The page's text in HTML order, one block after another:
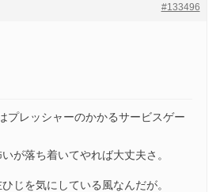
#133496
プレッシャーのかかるサービスゲー
が落ち着いてやれば大丈夫さ。
じを気にしている風なんだが。